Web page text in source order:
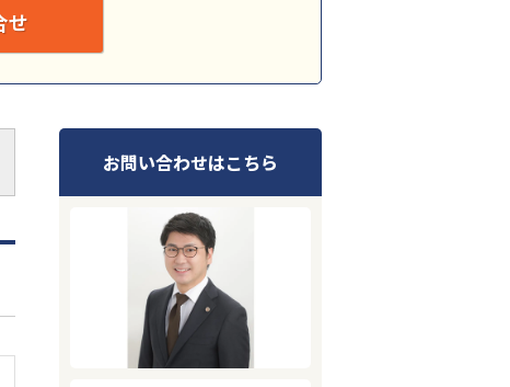
せ
お問い合わせはこちら